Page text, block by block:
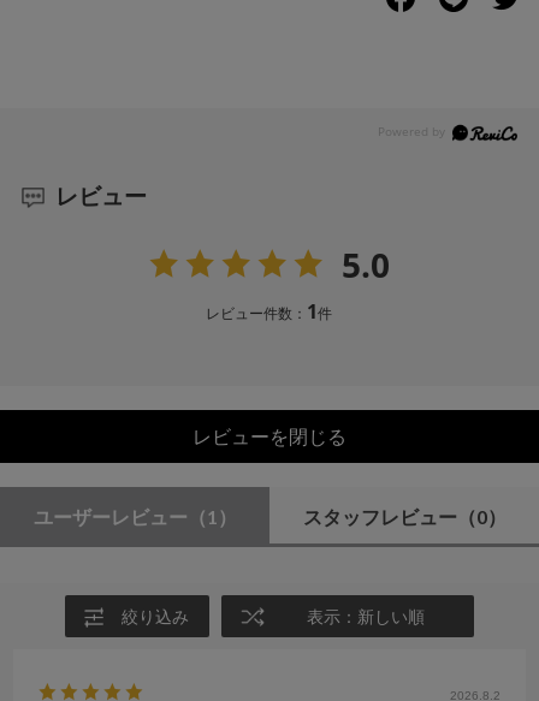
レビュー
5.0
レビュー件数： 1件
レビューを閉じる
ユーザーレビュー （1） スタッフレビュー （0）
絞り込み 表示：新しい順
2026.8.2